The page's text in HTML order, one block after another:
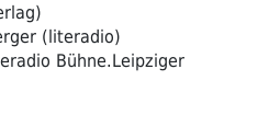
(literadio)
Bühne.Leipziger